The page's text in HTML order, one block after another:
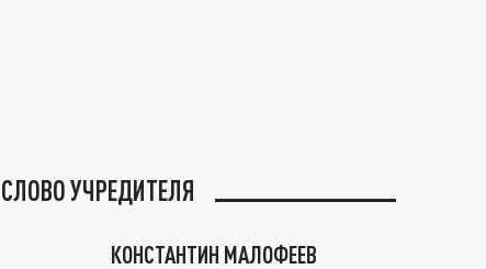
СЛОВО УЧРЕДИТЕЛЯ
КОНСТАНТИН МАЛОФЕЕВ